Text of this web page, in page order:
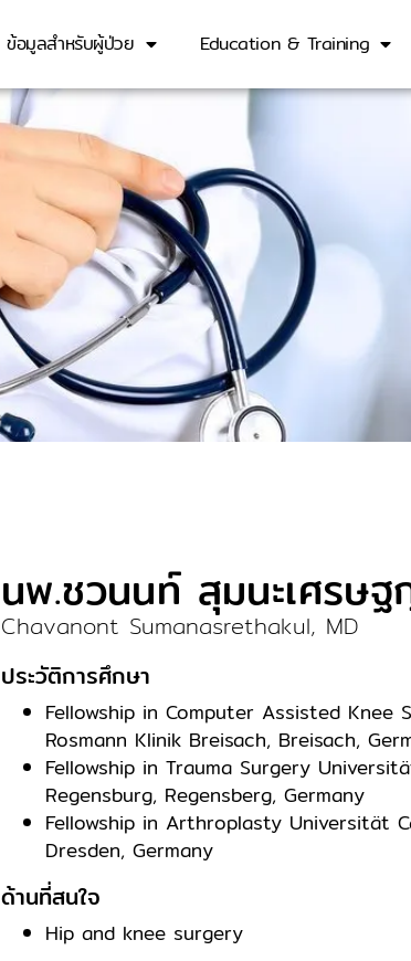
ข้อมูลสำหรับผู้ป่วย Education & Training
นพ.ชวนนท์ สุมนะเศรษฐ
Chavanont Sumanasrethakul, MD
ประวัติการศึกษา
Fellowship in Computer Assisted Knee
Rosmann Klinik Breisach, Breisach,
Fellowship in Trauma Surgery
Regensburg, Regensberg, Germany
Fellowship in Arthroplasty Universität
Dresden, Germany
ด้านที่สนใจ
Hip and knee surgery